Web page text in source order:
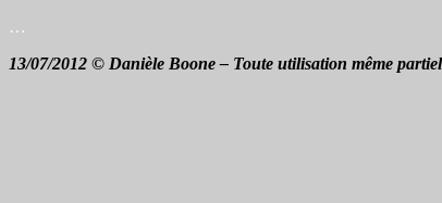
…
13/07/2012 © Danièle Boone – Toute utilisation même